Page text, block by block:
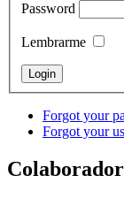
Password
Lembrarme
Forgot your
Forgot your